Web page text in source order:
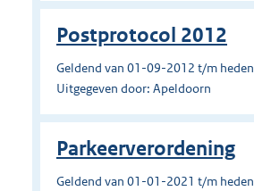
Postprotocol 2012
Geldend van 01-09-2012 t/m heden
Uitgegeven door: Apeldoorn
Parkeerverordening
Geldend van 01-01-2021 t/m heden